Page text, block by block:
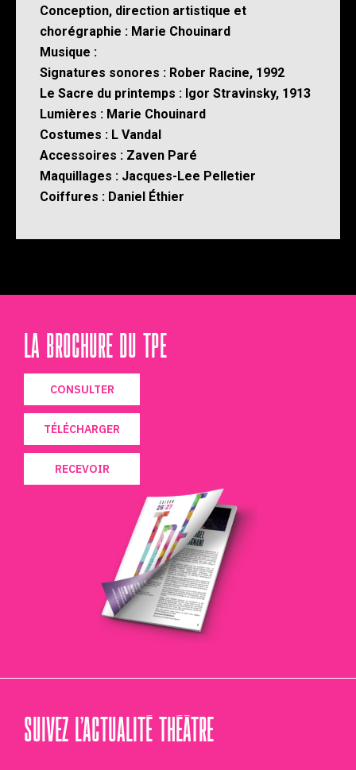
Conception, direction artistique et
chorégraphie : Marie Chouinard
Musique :
Signatures sonores : Rober Racine, 1992
Le Sacre du printemps : Igor Stravinsky, 1913
Lumières : Marie Chouinard
Costumes : L Vandal
Accessoires : Zaven Paré
Maquillages : Jacques-Lee Pelletier
Coiffures : Daniel Éthier
LA BROCHURE DU TPE
CONSULTER
TÉLÉCHARGER
RECEVOIR
SUIVEZ L’ACTUALITÉ THÉÂTRE